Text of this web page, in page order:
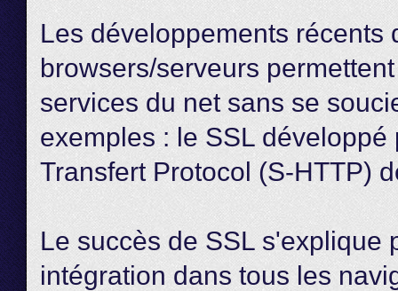
Les développements récents
browsers/serveurs
services du net sans se
exemples : le SSL
Transfert Protocol (S-HTTP)
Le succès de SSL s'explique
intégration dans tous les